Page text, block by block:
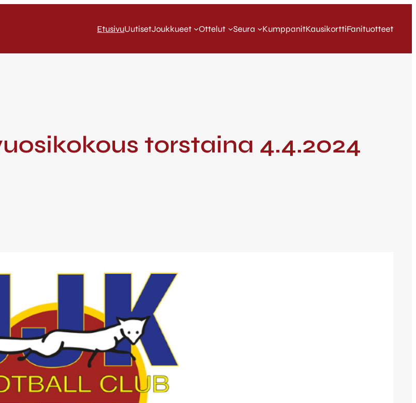
EtusivuUutisetJoukkueet Ottelut Seura KumppanitKausikorttiFanituotteet
torstaina 4.4.2024